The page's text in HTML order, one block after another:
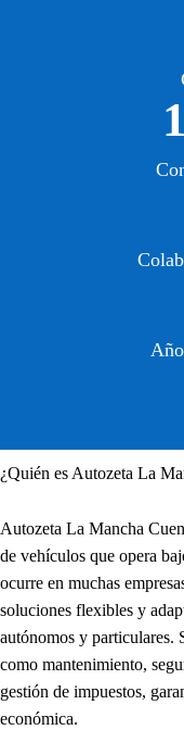
¿Quién es Autozeta La
Autozeta La Mancha
de vehículos que opera
ocurre en muchas
soluciones flexibles y
autónomos y particulares.
como mantenimiento,
gestión de impuestos,
económica.